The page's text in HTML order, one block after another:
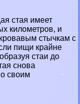
стая имеет
километров, и
стычкам с
пищи крайне
стаи до
снова
своим